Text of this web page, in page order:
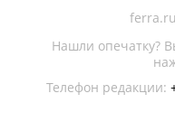
Нашли опечатку?
Телефон редакции: